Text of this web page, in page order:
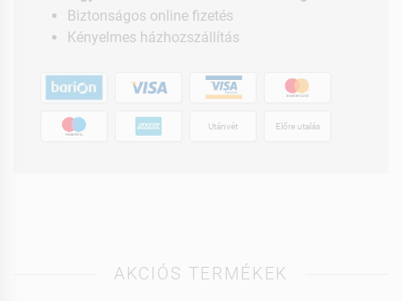
Biztonságos online fizetés
Kényelmes házhozszállítás
Utánvét Előre utalás
AKCIÓS TERMÉKEK